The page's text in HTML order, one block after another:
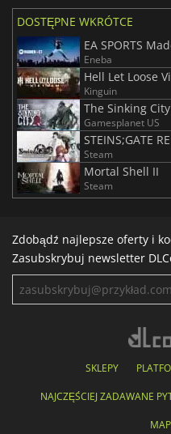
DOSTĘPNE WKRÓTCE
EA SPORTS
Eneba
Hell Let Loose
Kinguin
The Sinking
Gamesplanet US
STEINS;GATE
Steam
Mortal Shell II
Steam
Zdobądź najlepsze oferty i
Zasubskrybuj newsletter
SKLEPY
NAJCZĘŚCIEJ ZADAWANE